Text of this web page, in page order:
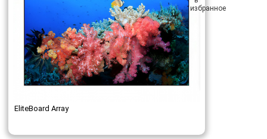
EliteBoard Array